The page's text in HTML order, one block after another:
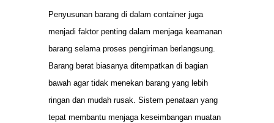
Penyusunan barang di dalam container juga
menjadi faktor penting dalam menjaga keamanan
barang selama proses pengiriman berlangsung.
Barang berat biasanya ditempatkan di bagian
bawah agar tidak menekan barang yang lebih
ringan dan mudah rusak. Sistem penataan yang
tepat membantu menjaga keseimbangan muatan